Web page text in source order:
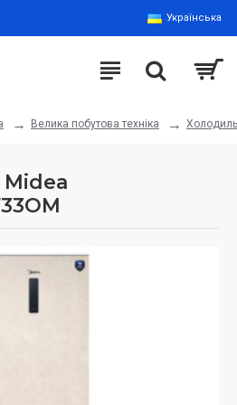
Українська
Велика побутова техніка